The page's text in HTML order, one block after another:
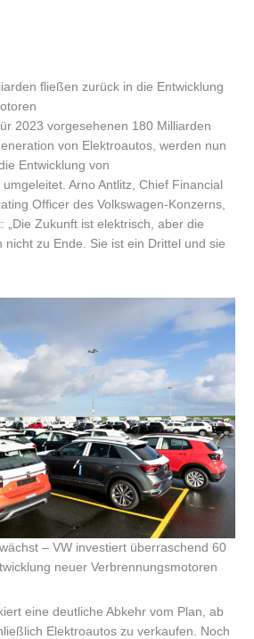
fließen zurück in die Entwicklung
2023 vorgesehenen 180 Milliarden
von Elektroautos, werden nun
Entwicklung von
Arno Antlitz, Chief Financial
Officer des Volkswagen-Konzerns,
„Die Zukunft ist elektrisch, aber die
nicht zu Ende. Sie ist ein Drittel und sie
– VW investiert überraschend 60
neuer Verbrennungsmotoren
eine deutliche Abkehr vom Plan, ab
Elektroautos zu verkaufen. Noch